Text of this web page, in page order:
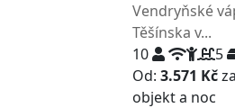
Vendryňské
Těšínska v...
10
5
Od:3.571 Kčza
objekt a noc